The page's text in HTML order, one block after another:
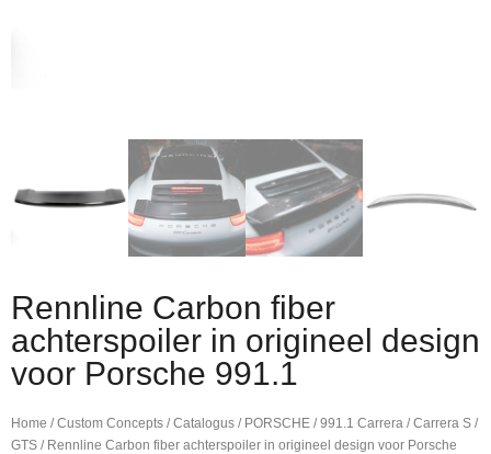
Rennline Carbon fiber
achterspoiler in origineel design
voor Porsche 991.1
Home /Custom Concepts /Catalogus / PORSCHE /991.1 Carrera / Carrera S /
GTS / Rennline Carbon fiber achterspoiler in origineel design voor Porsche